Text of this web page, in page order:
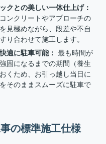
クとの美しい一体仕上げ：
ンクリートやアプローチの
見極めながら、段差や不自
り合わせて施工します。
適に駐車可能： 最も時間が
固になるまでの期間（養生
くため、お引っ越し当日に
そのままスムーズに駐車で
の標準施工仕様